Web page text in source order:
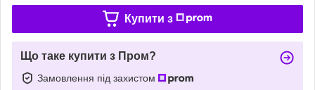
Купити з
Що таке купити з Пром?
Замовлення під захистом